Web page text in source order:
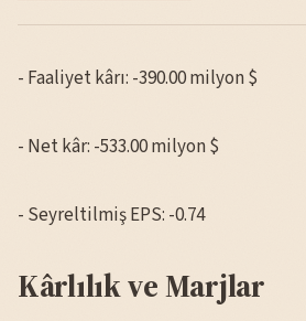
- Faaliyet kârı: -390.00 milyon $
- Net kâr: -533.00 milyon $
- Seyreltilmiş EPS: -0.74
Kârlılık ve Marjlar